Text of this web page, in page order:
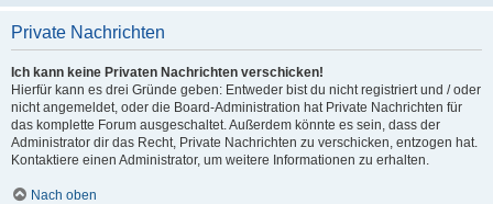
Private Nachrichten
Ich kann keine Privaten Nachrichten verschicken!
Hierfür kann es drei Gründe geben: Entweder bist du nicht registriert und / oder
nicht angemeldet, oder die Board-Administration hat Private Nachrichten für
das komplette Forum ausgeschaltet. Außerdem könnte es sein, dass der
Administrator dir das Recht, Private Nachrichten zu verschicken, entzogen hat.
Kontaktiere einen Administrator, um weitere Informationen zu erhalten.
Nach oben